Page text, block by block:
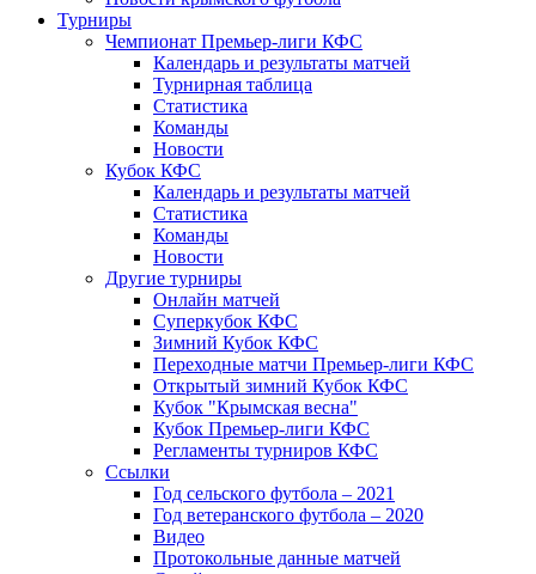
Турниры
Чемпионат Премьер-лиги КФС
Календарь и результаты матчей
Турнирная таблица
Статистика
Команды
Новости
Кубок КФС
Календарь и результаты матчей
Статистика
Команды
Новости
Другие турниры
Онлайн матчей
Суперкубок КФС
Зимний Кубок КФС
Переходные матчи Премьер-лиги КФС
Открытый зимний Кубок КФС
Кубок "Крымская весна"
Кубок Премьер-лиги КФС
Регламенты турниров КФС
Ссылки
Год сельского футбола – 2021
Год ветеранского футбола – 2020
Видео
Протокольные данные матчей